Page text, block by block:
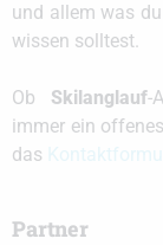
und allem was
wissen solltest.
Ob Skilanglauf-
immer ein
das
Partner